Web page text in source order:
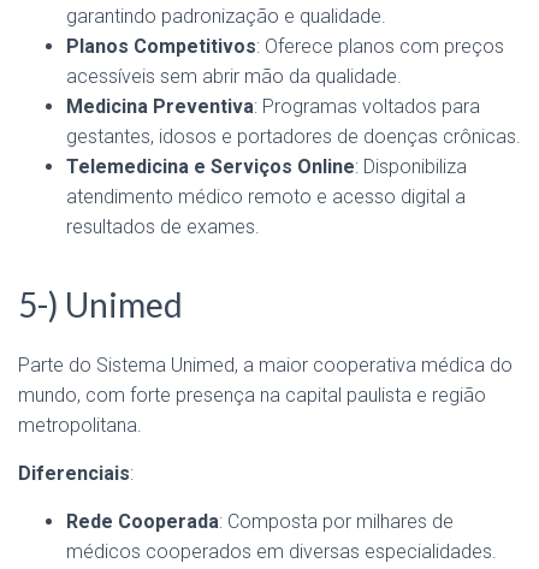
garantindo padronização e qualidade.
Planos Competitivos: Oferece planos com preços
acessíveis sem abrir mão da qualidade.
Medicina Preventiva: Programas voltados para
gestantes, idosos e portadores de doenças crônicas.
Telemedicina e Serviços Online: Disponibiliza
atendimento médico remoto e acesso digital a
resultados de exames.
5-) Unimed
Parte do Sistema Unimed, a maior cooperativa médica do
mundo, com forte presença na capital paulista e região
metropolitana.
Diferenciais:
Rede Cooperada: Composta por milhares de
médicos cooperados em diversas especialidades.